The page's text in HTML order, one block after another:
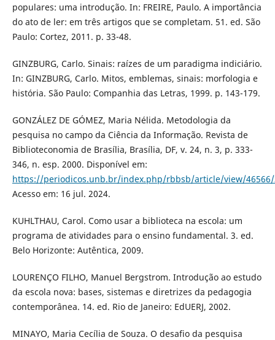
populares: uma introdução. In: FREIRE, Paulo. A importância
do ato de ler: em três artigos que se completam. 51. ed. São
Paulo: Cortez, 2011. p. 33-48.
GINZBURG, Carlo. Sinais: raízes de um paradigma indiciário.
In: GINZBURG, Carlo. Mitos, emblemas, sinais: morfologia e
história. São Paulo: Companhia das Letras, 1999. p. 143-179.
GONZÁLEZ DE GÓMEZ, Maria Nélida. Metodologia da
pesquisa no campo da Ciência da Informação. Revista de
Biblioteconomia de Brasília, Brasília, DF, v. 24, n. 3, p. 333-
346, n. esp. 2000. Disponível em:
https://periodicos.unb.br/index.php/rbbsb/article/view/46566/
Acesso em: 16 jul. 2024.
KUHLTHAU, Carol. Como usar a biblioteca na escola: um
programa de atividades para o ensino fundamental. 3. ed.
Belo Horizonte: Autêntica, 2009.
LOURENÇO FILHO, Manuel Bergstrom. Introdução ao estudo
da escola nova: bases, sistemas e diretrizes da pedagogia
contemporânea. 14. ed. Rio de Janeiro: EdUERJ, 2002.
MINAYO, Maria Cecília de Souza. O desafio da pesquisa